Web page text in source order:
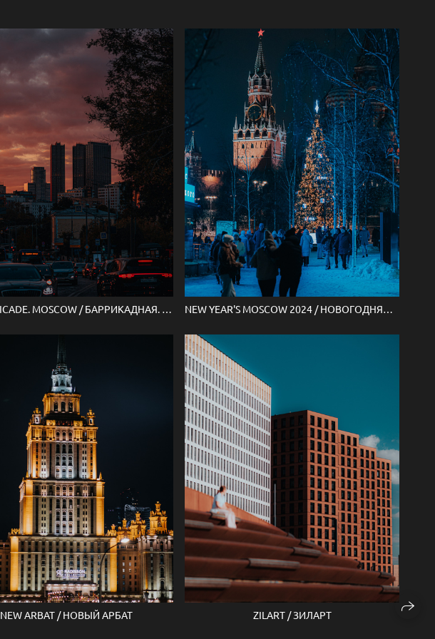
ST. BARRICADE. MOSCOW / БАРРИКАДНАЯ. МОСКВА. NEW YEAR'S MOSCOW 2024 / НОВОГОДНЯЯ МОСКВА 2024
NEW ARBAT / НОВЫЙ АРБАТ ZILART / ЗИЛАРТ